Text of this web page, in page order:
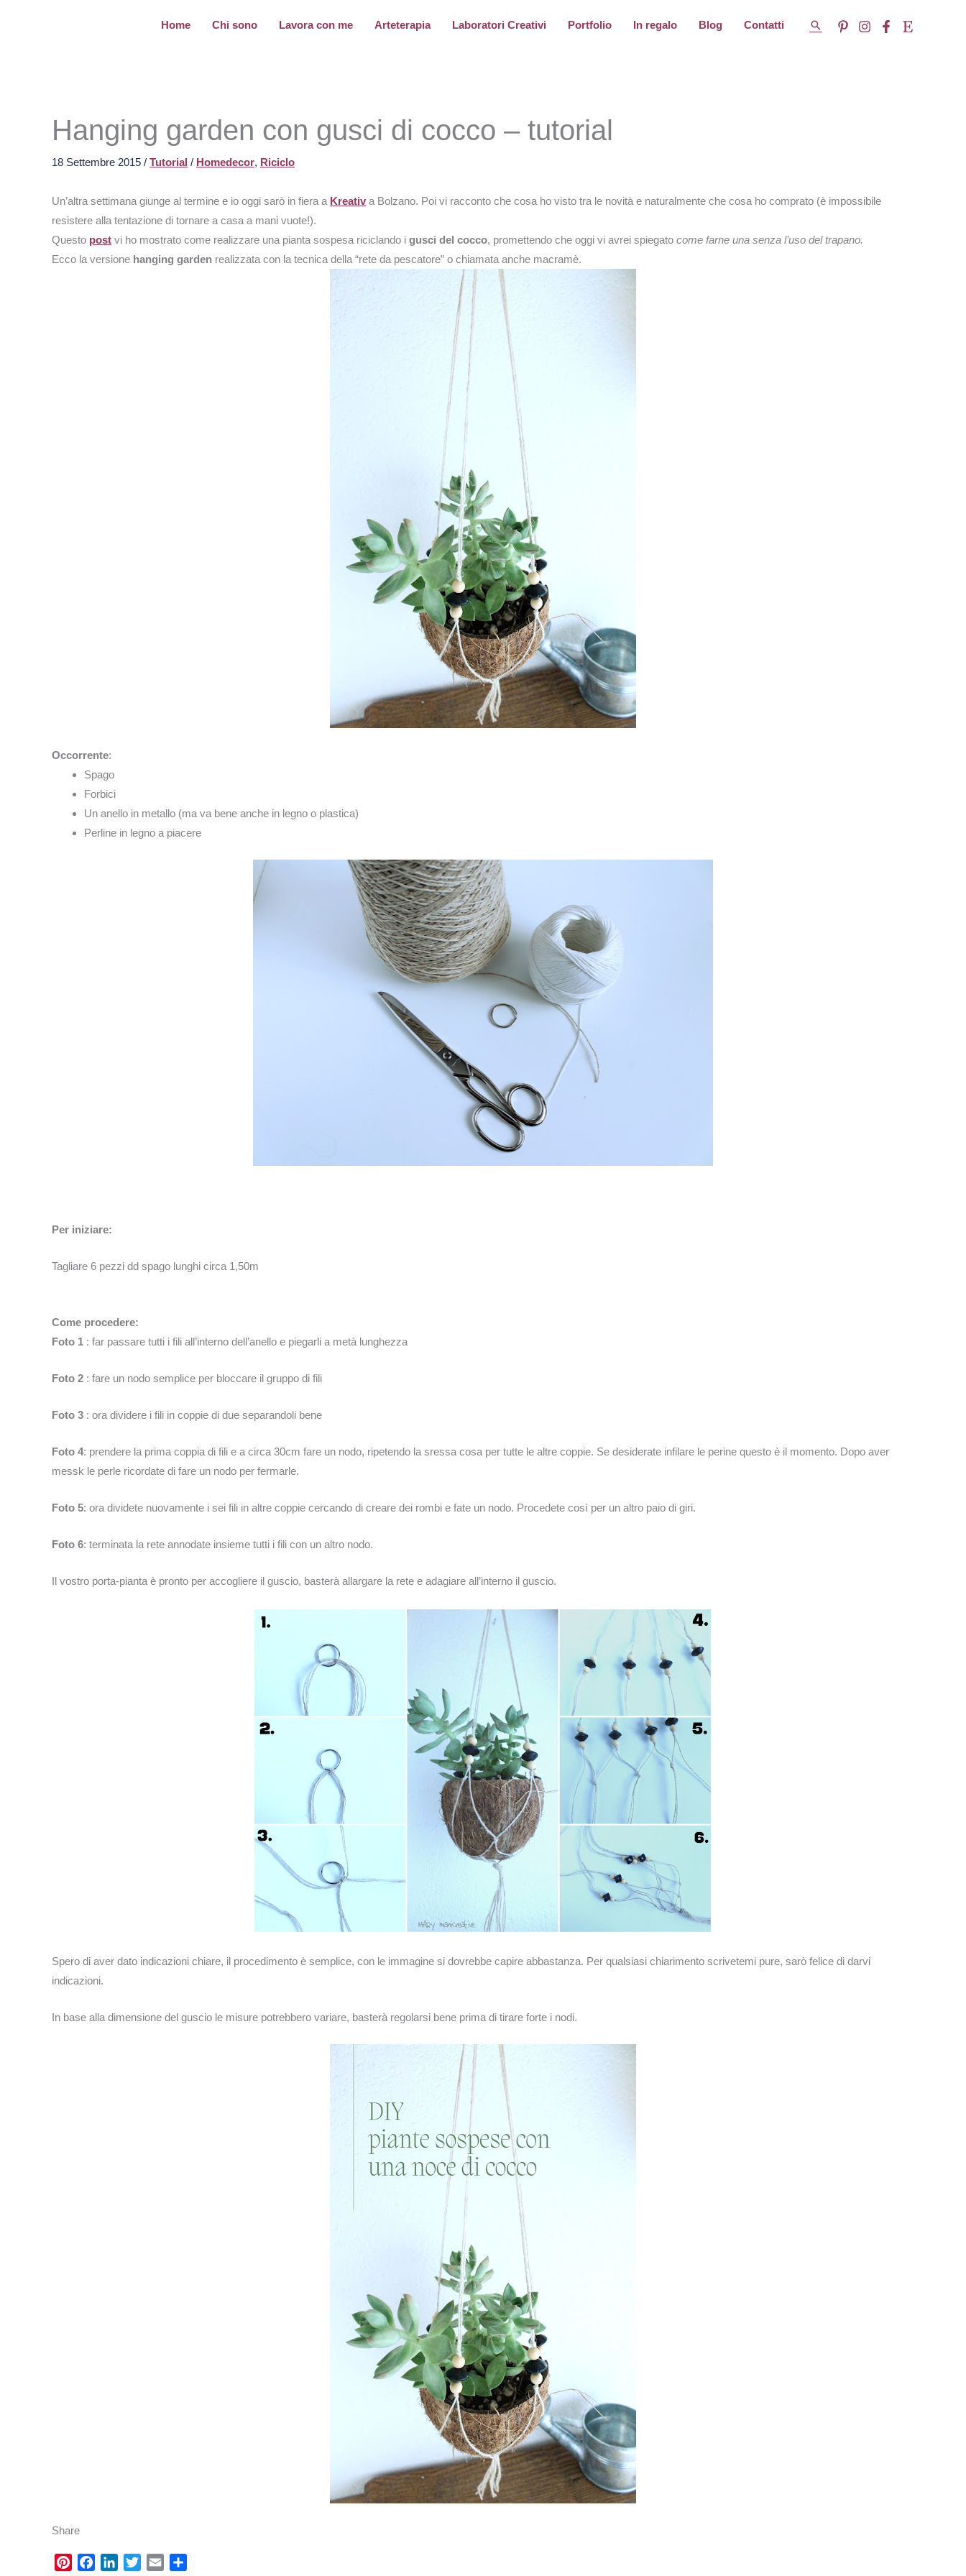
Home Chi sono Lavora con me Arteterapia Laboratori Creativi Portfolio In regalo Blog Contatti Cerca
Hanging garden con gusci di cocco – tutorial
18 Settembre 2015 / Tutorial / Homedecor, Riciclo
Un’altra settimana giunge al termine e io oggi sarò in fiera a Kreativ a Bolzano. Poi vi racconto che cosa ho visto tra le novità e naturalmente che cosa ho comprato (è impossibile
resistere alla tentazione di tornare a casa a mani vuote!).
Questo post vi ho mostrato come realizzare una pianta sospesa riciclando i gusci del cocco, promettendo che oggi vi avrei spiegato come farne una senza l’uso del trapano.
Ecco la versione hanging garden realizzata con la tecnica della “rete da pescatore” o chiamata anche macramè.
Occorrente:
Spago
Forbici
Un anello in metallo (ma va bene anche in legno o plastica)
Perline in legno a piacere
Per iniziare:
Tagliare 6 pezzi dd spago lunghi circa 1,50m
Come procedere:
Foto 1 : far passare tutti i fili all’interno dell’anello e piegarli a metà lunghezza
Foto 2 : fare un nodo semplice per bloccare il gruppo di fili
Foto 3 : ora dividere i fili in coppie di due separandoli bene
Foto 4: prendere la prima coppia di fili e a circa 30cm fare un nodo, ripetendo la sressa cosa per tutte le altre coppie. Se desiderate infilare le perine questo è il momento. Dopo aver
messk le perle ricordate di fare un nodo per fermarle.
Foto 5: ora dividete nuovamente i sei fili in altre coppie cercando di creare dei rombi e fate un nodo. Procedete così per un altro paio di giri.
Foto 6: terminata la rete annodate insieme tutti i fili con un altro nodo.
Il vostro porta-pianta è pronto per accogliere il guscio, basterà allargare la rete e adagiare all’interno il guscio.
Spero di aver dato indicazioni chiare, il procedimento è semplice, con le immagine si dovrebbe capire abbastanza. Per qualsiasi chiarimento scrivetemi pure, sarò felice di darvi
indicazioni.
In base alla dimensione del guscio le misure potrebbero variare, basterà regolarsi bene prima di tirare forte i nodi.
Share